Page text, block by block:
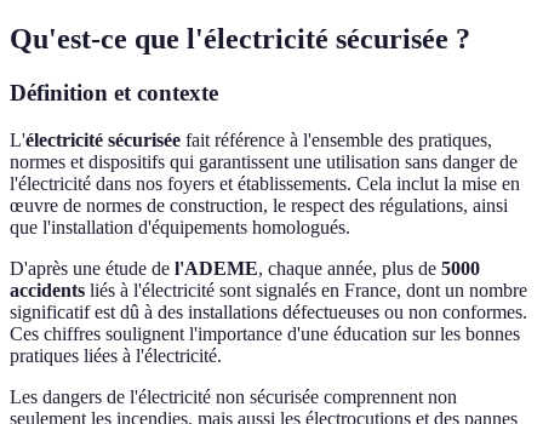
Qu'est-ce que l'électricité sécurisée ?
Définition et contexte
L'électricité sécurisée fait référence à l'ensemble des pratiques,
normes et dispositifs qui garantissent une utilisation sans danger de
l'électricité dans nos foyers et établissements. Cela inclut la mise en
œuvre de normes de construction, le respect des régulations, ainsi
que l'installation d'équipements homologués.
D'après une étude de l'ADEME, chaque année, plus de 5000
accidents liés à l'électricité sont signalés en France, dont un nombre
significatif est dû à des installations défectueuses ou non conformes.
Ces chiffres soulignent l'importance d'une éducation sur les bonnes
pratiques liées à l'électricité.
Les dangers de l'électricité non sécurisée comprennent non
seulement les incendies, mais aussi les électrocutions et des pannes